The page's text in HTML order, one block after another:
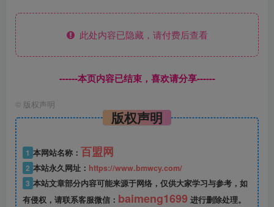
此处内容已隐藏，请付费后查看
------本页内容已结束，喜欢请分享------
© 版权声明
版权声明
1 本网站名称： 百盟网
2 本站永久网址： https://www.bmwcy.com/
3 本站文章部分内容可能来源于网络，仅供大家学习与参考，如
有侵权，请联系客服微信： baimeng1699 进行删除处理。